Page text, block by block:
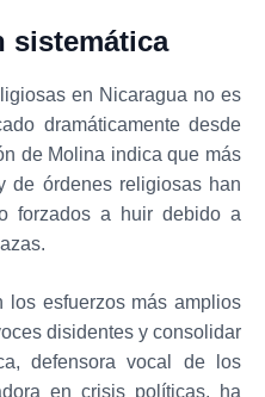
sistemática
en Nicaragua no es
dramáticamente desde
de Molina indica que más
de órdenes religiosas han
forzados a huir debido a
los esfuerzos más amplios
disidentes y consolidar
defensora vocal de los
en crisis políticas, ha